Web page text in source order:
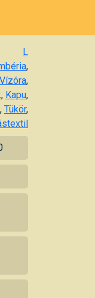
L
,
Vízóra,
, Kapu,
, Tükör,